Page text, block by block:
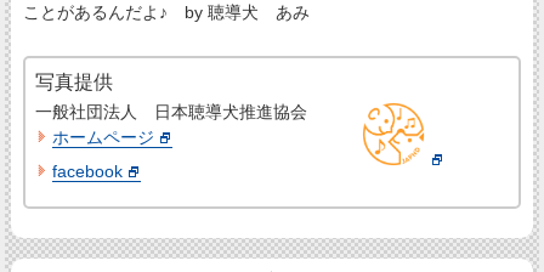
ことがあるんだよ♪ by 聴導犬 あみ
写真提供
一般社団法人 日本聴導犬推進協会
ホームページ
facebook